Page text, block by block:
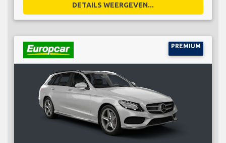
DETAILS WEERGEVEN...
PREMIUM